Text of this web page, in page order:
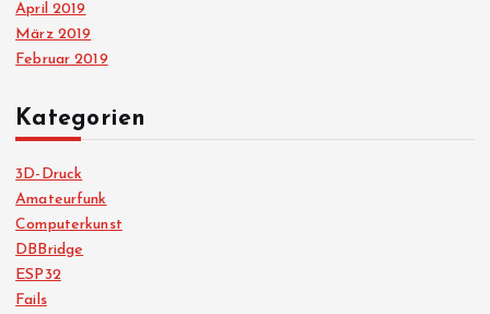
April 2019
März 2019
Februar 2019
Kategorien
3D-Druck
Amateurfunk
Computerkunst
DBBridge
ESP32
Fails